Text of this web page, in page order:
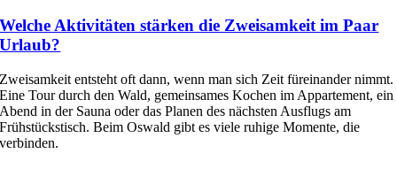
Welche Aktivitäten stärken die Zweisamkeit im Paar
Urlaub?
Zweisamkeit entsteht oft dann, wenn man sich Zeit füreinander nimmt.
Eine Tour durch den Wald, gemeinsames Kochen im Appartement, ein
Abend in der Sauna oder das Planen des nächsten Ausflugs am
Frühstückstisch. Beim Oswald gibt es viele ruhige Momente, die
verbinden.